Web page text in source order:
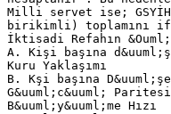
Milli servet ise;
birikimli) toplamını
İktisadi Refahın
A. Kişi başına
Kuru Yaklaşımı
B. Kşi başına
G&uuml;c&uuml; Paritesi
B&uuml;y&uuml;me Hızı